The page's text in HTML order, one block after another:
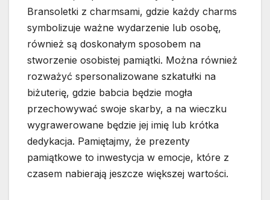
Bransoletki z charmsami, gdzie każdy charms
symbolizuje ważne wydarzenie lub osobę,
również są doskonałym sposobem na
stworzenie osobistej pamiątki. Można również
rozważyć spersonalizowane szkatułki na
biżuterię, gdzie babcia będzie mogła
przechowywać swoje skarby, a na wieczku
wygrawerowane będzie jej imię lub krótka
dedykacja. Pamiętajmy, że prezenty
pamiątkowe to inwestycja w emocje, które z
czasem nabierają jeszcze większej wartości.